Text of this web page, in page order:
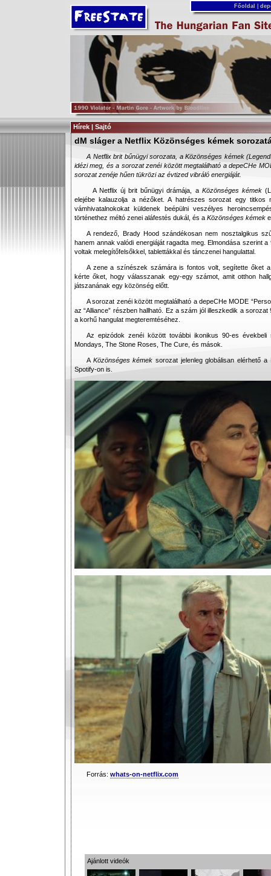
Főoldal
Hírek | Sajtó
dM sláger a Netflix Közönséges kémek
A Netflix brit bűnügyi sorozata, a Közönséges kémek
idézi meg, és a sorozat zenéi között megtalálható a depeCHe
sorozat zenéje hűen tükrözi az évtized vibráló energiáját.
A Netflix új brit bűnügyi drámája, a Közönséges kémek
elejébe kalauzolja a nézőket. A hatrészes sorozat egy titkos
vámhivatalnokokat küldenek beépülni veszélyes
történethez méltó zenei aláfestés dukál, és a Közönséges kémek
A rendező, Brady Hood szándékosan nem nosztalgikus
hanem annak valódi energiáját ragadta meg. Elmondása szerint
voltak melegítőfelsőkkel, tablettákkal és tánczenei hangulattal.
A zene a színészek számára is fontos volt, segítette őket
kérte őket, hogy válasszanak egy-egy számot, amit otthon
játszanának egy közönség előtt.
A sorozat zenéi között megtalálható a depeCHe MODE
az “Alliance” részben hallható. Ez a szám jól illeszkedik a
a korhű hangulat megteremtéséhez.
Az epizódok zenéi között további ikonikus 90-es
Mondays, The Stone Roses, The Cure, és mások.
A Közönséges kémek sorozat jelenleg globálisan elérhető
Spotify-on is.
Forrás: whats-on-netflix.com
Ajánlott videók